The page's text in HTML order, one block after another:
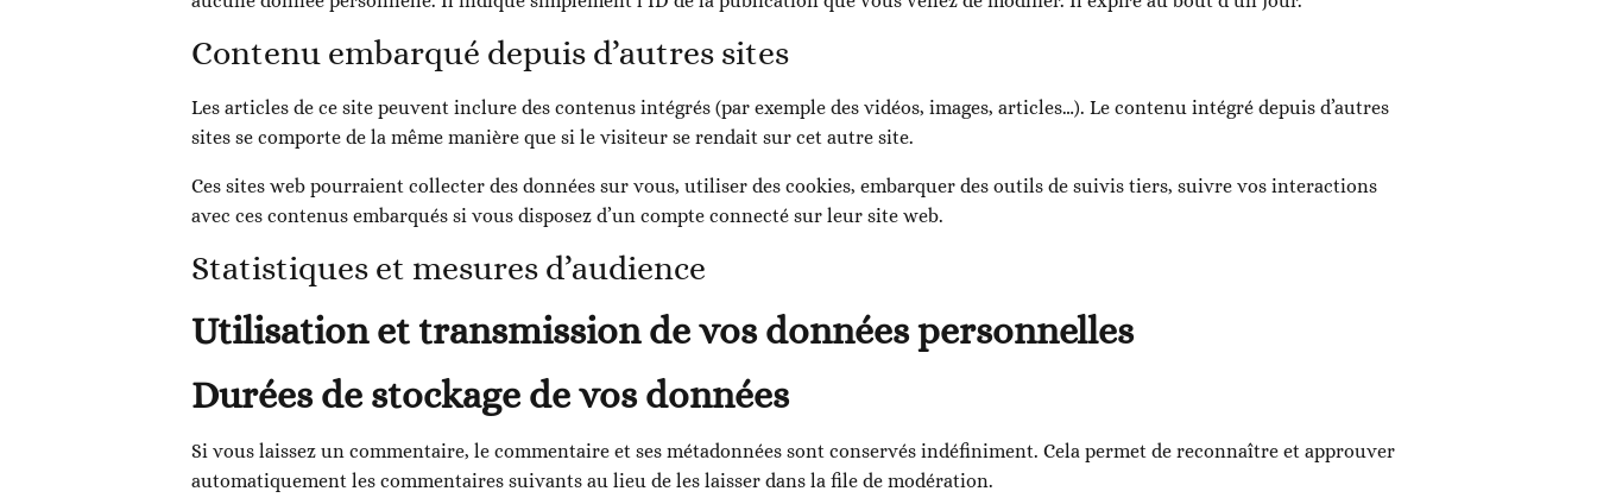
Contenu embarqué depuis d’autres sites
Les articles de ce site peuvent inclure des contenus intégrés (par exemple des vidéos, images, articles…). Le contenu intégré depuis d’autres
sites se comporte de la même manière que si le visiteur se rendait sur cet autre site.
Ces sites web pourraient collecter des données sur vous, utiliser des cookies, embarquer des outils de suivis tiers, suivre vos interactions
avec ces contenus embarqués si vous disposez d’un compte connecté sur leur site web.
Statistiques et mesures d’audience
Utilisation et transmission de vos données personnelles
Durées de stockage de vos données
Si vous laissez un commentaire, le commentaire et ses métadonnées sont conservés indéfiniment. Cela permet de reconnaître et approuver
automatiquement les commentaires suivants au lieu de les laisser dans la file de modération.